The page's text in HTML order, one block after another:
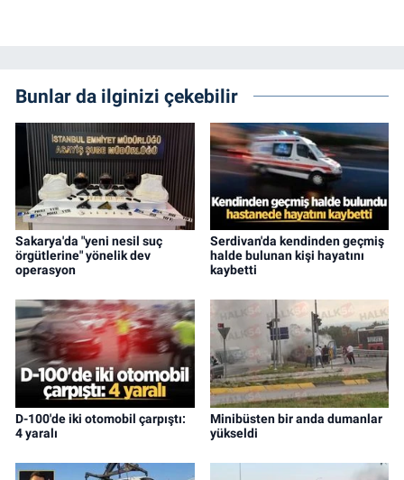
Bunlar da ilginizi çekebilir
Sakarya'da "yeni nesil suç
örgütlerine" yönelik dev
operasyon
Serdivan'da kendinden geçmiş
halde bulunan kişi hayatını
kaybetti
D-100'de iki otomobil çarpıştı:
4 yaralı
Minibüsten bir anda dumanlar
yükseldi